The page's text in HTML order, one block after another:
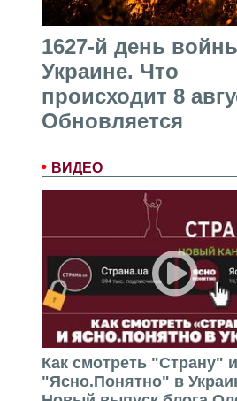
1627-й день
Украине. Что
происходит 8
Обновляется
ВИДЕО
Как смотреть "Страну" и
"Ясно.Понятно" в